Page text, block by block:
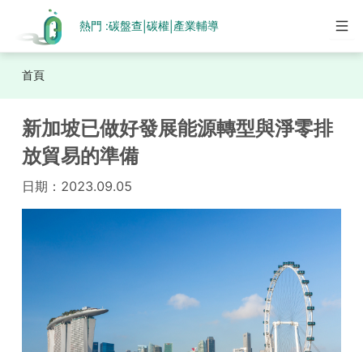
熱門 :碳盤查 碳權| 產業輔導
首頁
新加坡已做好發展能源轉型與淨零排
放貿易的準備
日期： 2023.09.05